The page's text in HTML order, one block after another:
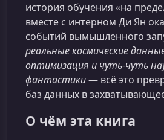
история обучения «на
вместе с интерном Ди Ян
событий вымышленного
реальные космические
оптимизация и чуть-чуть
фантастики— всё это
баз данных в
О чём эта книга